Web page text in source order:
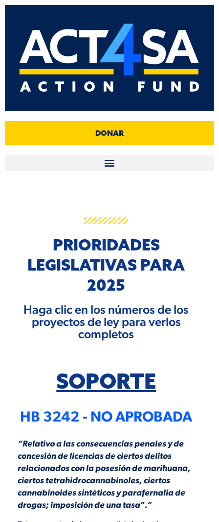
DONAR
PRIORIDADES
LEGISLATIVAS PARA
2025
Haga clic en los números de los
proyectos de ley para verlos
completos
SOPORTE
HB 3242 - NO APROBADA
“Relativo a las consecuencias penales y de
concesión de licencias de ciertos delitos
relacionados con la posesión de marihuana,
ciertos tetrahidrocannabinoles, ciertos
cannabinoides sintéticos y parafernalia de
drogas; imposición de una tasa”.”